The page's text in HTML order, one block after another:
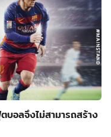
บอลจึงไม่สามารถสร้าง